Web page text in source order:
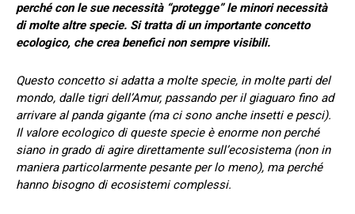
perché con le sue necessità “protegge” le minori necessità
di molte altre specie. Si tratta di un importante concetto
ecologico, che crea benefici non sempre visibili.
Questo concetto si adatta a molte specie, in molte parti del
mondo, dalle tigri dell’Amur, passando per il giaguaro fino ad
arrivare al panda gigante (ma ci sono anche insetti e pesci).
Il valore ecologico di queste specie è enorme non perché
siano in grado di agire direttamente sull’ecosistema (non in
maniera particolarmente pesante per lo meno), ma perché
hanno bisogno di ecosistemi complessi.